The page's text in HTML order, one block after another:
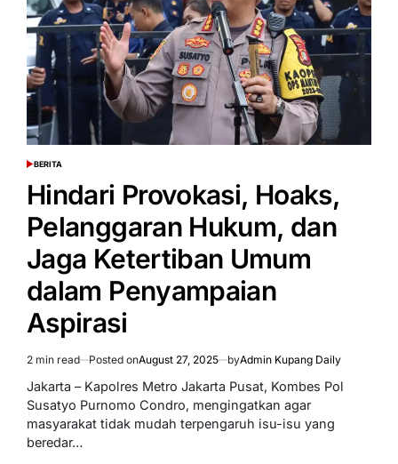
Aspirasi
Buruh
Sudah
Terakomodir
POSTED
BERITA
Hindari Provokasi, Hoaks,
Pelanggaran Hukum, dan
Jaga Ketertiban Umum
dalam Penyampaian
Aspirasi
Estimated
read
time
2 min read Posted onAugust 27, 2025 byAdmin Kupang Daily
Jakarta – Kapolres Metro Jakarta Pusat, Kombes Pol
Susatyo Purnomo Condro, mengingatkan agar
masyarakat tidak mudah terpengaruh isu-isu yang
beredar…